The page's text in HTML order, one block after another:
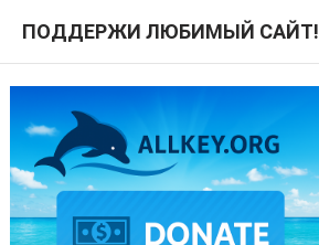
ПОДДЕРЖИ ЛЮБИМЫЙ САЙТ!